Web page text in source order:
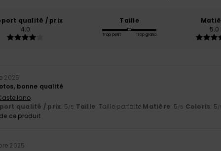
qualité / prix
4.0
Taille
Trop petit Trop grand
5.0
2025
bonne qualité
qualité / prix: 5/5 Taille: Taille parfaite Matière: 5/5 Coloris: 5/
ce produit
2025